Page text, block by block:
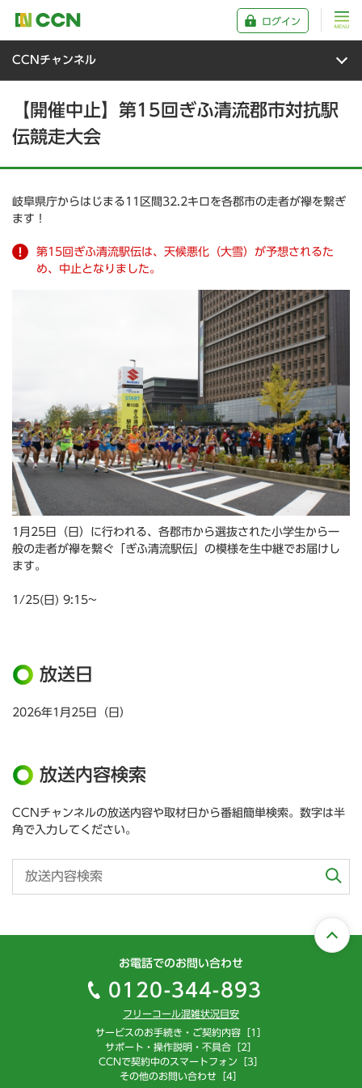
ログイン
CCNチャンネル
【開催中止】第15回ぎふ清流郡市対抗駅
伝競走大会
岐阜県庁からはじまる11区間32.2キロを各郡市の走者が襷を繋ぎ
ます！
第15回ぎふ清流駅伝は、天候悪化（大雪）が予想されるた
め、中止となりました。
1月25日（日）に行われる、各郡市から選抜された小学生から一
般の走者が襷を繋ぐ「ぎふ清流駅伝」の模様を生中継でお届けし
ます。
1/25(日) 9:15~
放送日
2026年1月25日（日）
放送内容検索
CCNチャンネルの放送内容や取材日から番組簡単検索。数字は半
角で入力してください。
お電話でのお問い合わせ
0120-344-893
フリーコール混雑状況目安
サービスのお手続き・ご契約内容［1］
サポート・操作説明・不具合［2］
CCNで契約中のスマートフォン［3］
その他のお問い合わせ［4］